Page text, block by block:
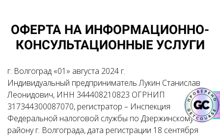
ОФЕРТА НА ИНФОРМАЦИОННО-
КОНСУЛЬТАЦИОННЫЕ УСЛУГИ
г. Волгоград «01» августа 2024 г.
Индивидуальный предприниматель Лукин Станислав
Леонидович, ИНН 344408210823 ОГРНИП
317344300087070, регистратор – Инспекция
Федеральной налоговой службы по Дзержинскому
району г. Волгограда, дата регистрации 18 сентября